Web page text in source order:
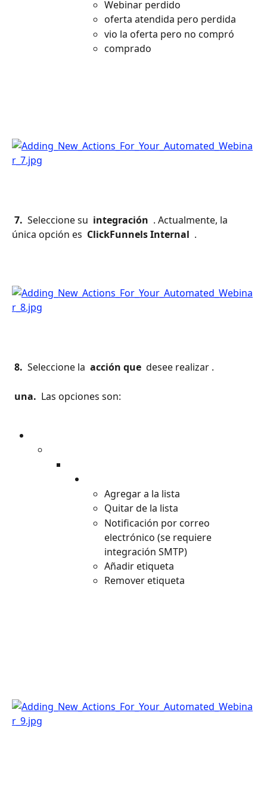
Webinar perdido
oferta atendida pero perdida
vio la oferta pero no compró
comprado
7. Seleccione su integración . Actualmente, la
única opción es ClickFunnels Internal .
8. Seleccione la acción que desee realizar .
una. Las opciones son:
Agregar a la lista
Quitar de la lista
Notificación por correo
electrónico (se requiere
integración SMTP)
Añadir etiqueta
Remover etiqueta